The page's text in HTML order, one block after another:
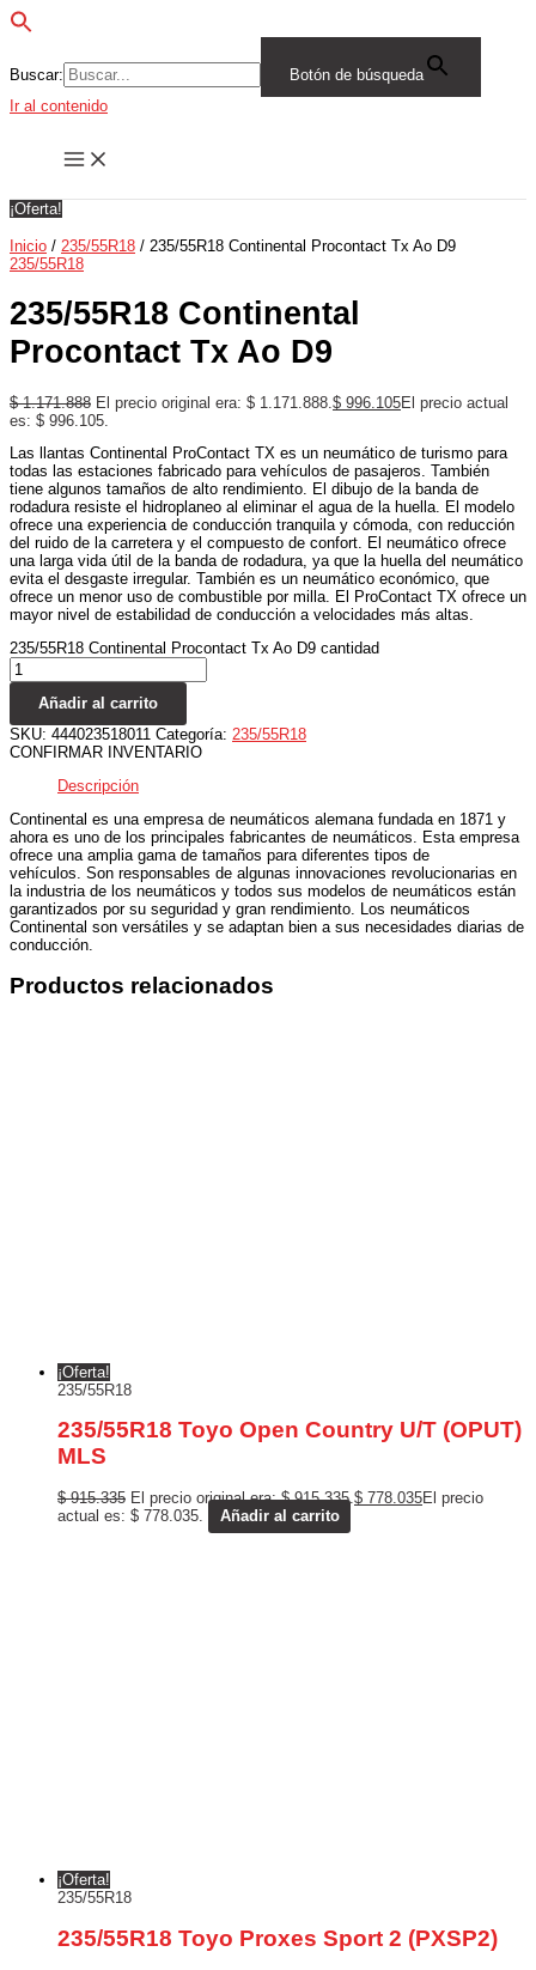
Buscar:
Botón de búsqueda
Ir al contenido
¡Oferta!
Inicio / 235/55R18 / 235/55R18 Continental Procontact Tx Ao D9
235/55R18
235/55R18 Continental
Procontact Tx Ao D9
$1.171.888 El precio original era: $ 1.171.888. $ 996.105El precio actual
es: $ 996.105.
Las llantas Continental ProContact TX es un neumático de turismo para
todas las estaciones fabricado para vehículos de pasajeros. También
tiene algunos tamaños de alto rendimiento. El dibujo de la banda de
rodadura resiste el hidroplaneo al eliminar el agua de la huella. El modelo
ofrece una experiencia de conducción tranquila y cómoda, con reducción
del ruido de la carretera y el compuesto de confort. El neumático ofrece
una larga vida útil de la banda de rodadura, ya que la huella del neumático
evita el desgaste irregular. También es un neumático económico, que
ofrece un menor uso de combustible por milla. El ProContact TX ofrece un
mayor nivel de estabilidad de conducción a velocidades más altas.
235/55R18 Continental Procontact Tx Ao D9 cantidad
Añadir al carrito
SKU: 444023518011 Categoría: 235/55R18
CONFIRMAR INVENTARIO
Descripción
Continental es una empresa de neumáticos alemana fundada en 1871 y
ahora es uno de los principales fabricantes de neumáticos. Esta empresa
ofrece una amplia gama de tamaños para diferentes tipos de
vehículos. Son responsables de algunas innovaciones revolucionarias en
la industria de los neumáticos y todos sus modelos de neumáticos están
garantizados por su seguridad y gran rendimiento. Los neumáticos
Continental son versátiles y se adaptan bien a sus necesidades diarias de
conducción.
Productos relacionados
¡Oferta!
235/55R18
235/55R18 Toyo Open Country U/T (OPUT)
MLS
$915.335 El precio original era: $ 915.335.$ 778.035El precio
actual es: $ 778.035.
Añadir al carrito
¡Oferta!
235/55R18
235/55R18 Toyo Proxes Sport 2 (PXSP2)